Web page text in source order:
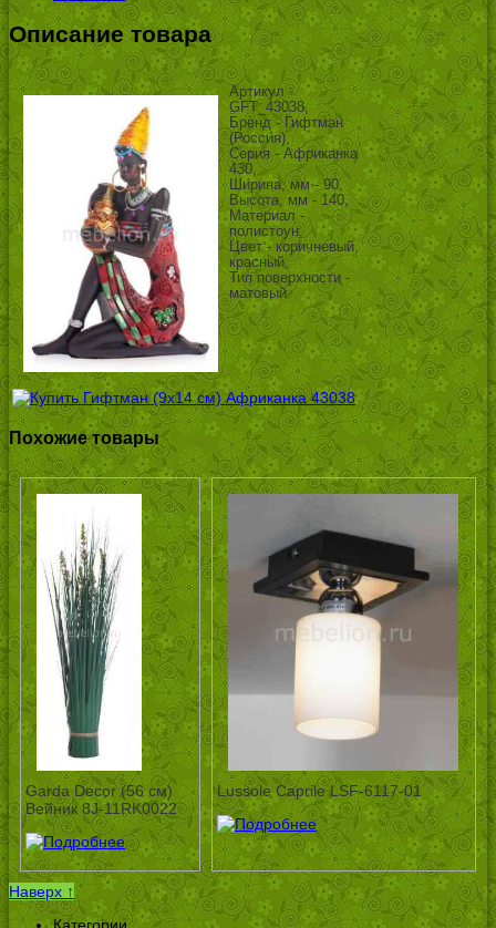
Описание товара
Артикул -
GFT_43038,
Бренд - Гифтман
(Россия),
Серия - Африканка
430,
Ширина, мм - 90,
Высота, мм - 140,
Материал -
полистоун,
Цвет - коричневый,
красный,
Тип поверхности -
матовый
Похожие товары
Garda Decor (56 см)
Вейник 8J-11RK0022
Lussole Caprile LSF-6117-01
Наверх ↑